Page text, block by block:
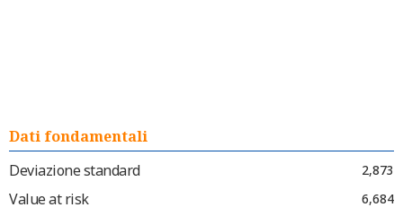
Dati fondamentali
Deviazione standard
2,873
Value at risk 6,684